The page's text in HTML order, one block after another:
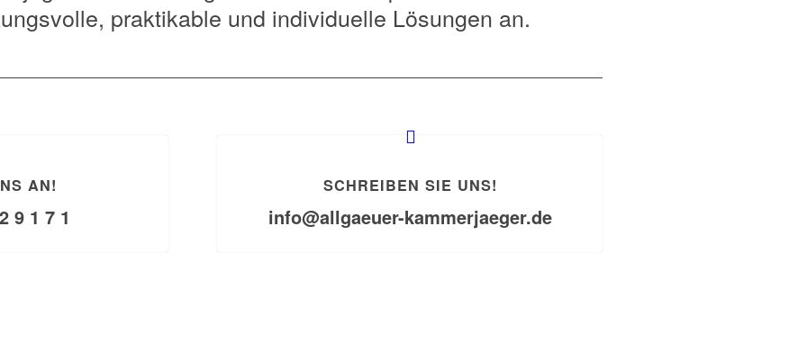
praktikable und individuelle Lösungen an.
AN!
9 1 7 1
SCHREIBEN SIE UNS!
info@allgaeuer-kammerjaeger.de